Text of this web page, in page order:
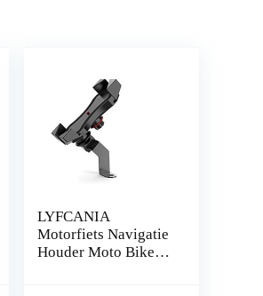
LYFCANIA
Motorfiets Navigatie
Houder Moto Bike